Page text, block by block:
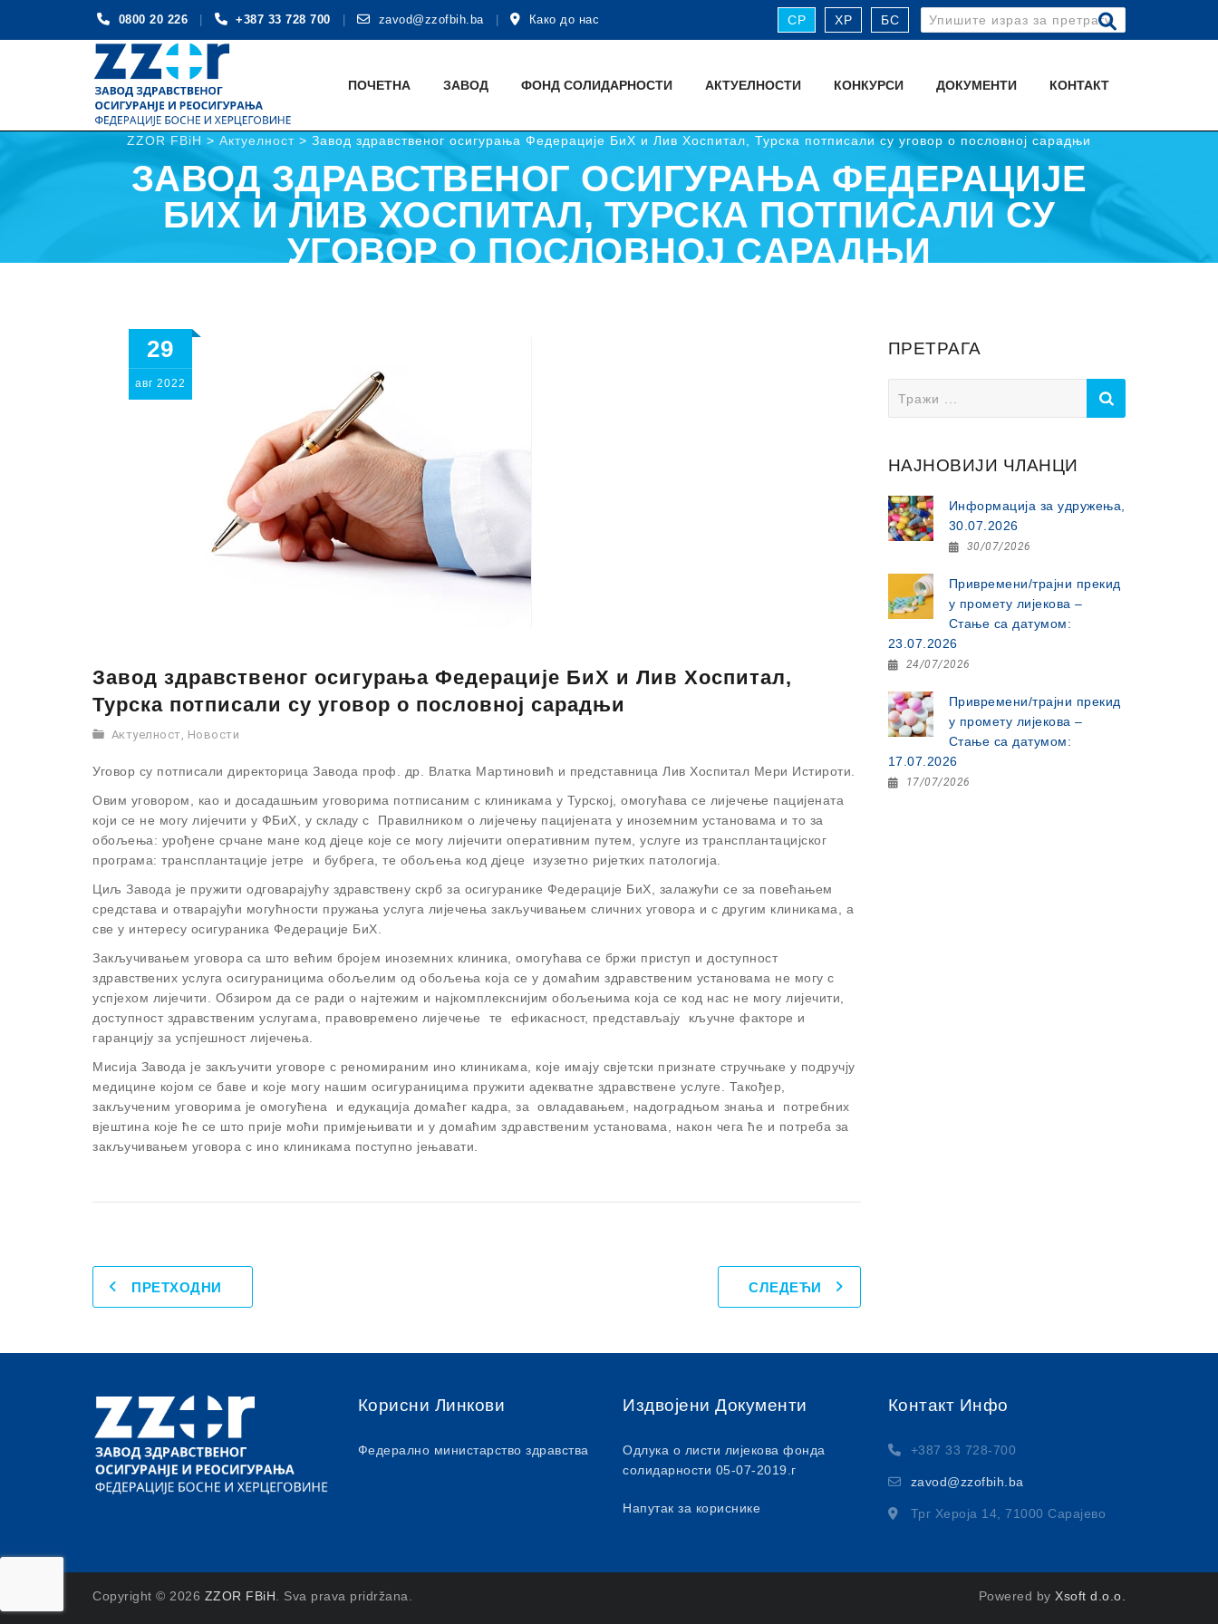
0800 20 226 +387 33 728 700 zavod@zzofbih.ba Како до нас СР ХР БС
Search
for:
content
ПОЧЕТНА ЗАВОД ФОНД СОЛИДАРНОСТИ АКТУЕЛНОСТИ КОНКУРСИ ДОКУМЕНТИ КОНТАКТ
ZZOR FBiH > Актуелност > Завод здравственог осигурања Федерације БиХ и Лив Хоспитал, Турска потписали су уговор о пословној сaрадњи
ЗАВОД ЗДРАВСТВЕНОГ ОСИГУРАЊА ФЕДЕРАЦИЈЕ
БИХ И ЛИВ ХОСПИТАЛ, ТУРСКА ПОТПИСАЛИ СУ
УГОВОР О ПОСЛОВНОЈ СAРАДЊИ
29
авг 2022
Завод здравственог осигурања Федерације БиХ и Лив Хоспитал,
Турска потписали су уговор о пословној сaрадњи
Актуелност, Новости
Уговор су потписали директорица Завода проф. др. Влатка Мартиновић и представница Лив Хоспитал Мери Истироти.
Овим уговором, као и досадашњим уговорима потписаним с клиникама у Турској, омогућава се лијечење пацијената
који се не могу лијечити у ФБиХ, у складу с Правилником о лијечењу пацијената у иноземним установама и то за
обољења: урођене срчане мане код дјеце које се могу лијечити оперативним путем, услуге из трансплантацијског
програма: трансплантације јетре и бубрега, те обољења код дјеце изузетно ријетких патологија.
Циљ Завода је пружити одговарајућу здравствену скрб за осигуранике Федерације БиХ, залажући се за повећањем
средстава и отварајући могућности пружања услуга лијечења закључивањем сличних уговора и с другим клиникама, а
све у интересу осигураника Федерације БиХ.
Закључивањем уговора са што већим бројем иноземних клиника, омогућава се бржи приступ и доступност
здравствених услуга осигураницима обољелим од обољења која се у домаћим здравственим установама не могу с
успјехом лијечити. Обзиром да се ради о најтежим и најкомплекснијим обољењима која се код нас не могу лијечити,
доступност здравственим услугама, правовремено лијечење те ефикасност, представљају кључне факторе и
гаранцију за успјешност лијечења.
Мисија Завода је закључити уговоре с реномираним ино клиникама, које имају свјетски признате стручњаке у подручју
медицине којом се баве и које могу нашим осигураницима пружити адекватне здравствене услуге. Такођер,
закљученим уговорима је омогућена и едукација домаћег кадра, за овладавањем, надоградњом знања и потребних
вјештина које ће се што прије моћи примјењивати и у домаћим здравственим установама, након чега ће и потреба за
закључивањем уговора с ино клиникама поступно јењавати.
ПРЕТХОДНИ СЛЕДЕЋИ
ПРЕТРАГА
for:
НАЈНОВИЈИ ЧЛАНЦИ
Информација за удружења,
30.07.2026
30/07/2026
Привремени/трајни прекид
у промету лијекова –
Стање са датумом:
23.07.2026
24/07/2026
Привремени/трајни прекид
у промету лијекова –
Стање са датумом:
17.07.2026
17/07/2026
Корисни Линкови
Федерално министарство здравства
Издвојени Документи
Одлука о листи лијекова фонда
солидарности 05-07-2019.г
Напутак за кориснике
Контакт Инфо
+387 33 728-700
zavod@zzofbih.ba
Трг Хероја 14, 71000 Сарајево
Copyright © 2026 ZZOR FBiH . Sva prava pridržana. Powered by Xsoft d.o.o.